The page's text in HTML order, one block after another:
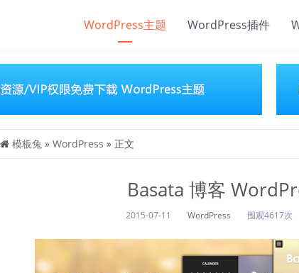
WordPress主题 WordPress插件
模板兔 » WordPress » 正文
Basata 博客
2015-07-11 WordPress 围观4617次